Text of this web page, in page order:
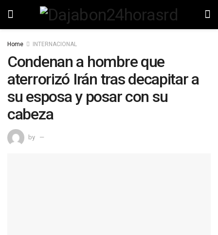
Home INTERNACIONAL
Condenan a hombre que
aterrorizó Irán tras decapitar a
su esposa y posar con su
cabeza
by